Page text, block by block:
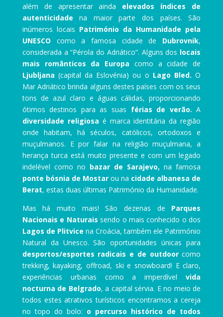
além de apresentar ainda elevados índices de
autenticidade na maior parte dos países. São
inúmeros locais Património da Humanidade pela
UNESCO como a famosa cidade de Dubrovnik,
considerada a “Pérola do Adriático”. Alguns dos locais
mais românticos da Europa como a cidade de
Ljubljana (capital da Eslovénia) ou o Lago Bled.O
Mar Adriático brinda alguns destes países com os seus
tons de azul claro e águas cálidas, proporcionando
ótimos destinos para as suas férias de verão.A
diversidade religiosa é marca identitária da região
onde habitam, há séculos, católicos, ortodoxos e
muçulmanos. E por falar na religião muçulmana, a
herança turca está muito presente e com um legado
indelével como no bazar de Sarajevo,na famosa
ponte bósnia de Mostar ou na cidade albanesa de
Berat, estas duas últimas Património da Humanidade.
Mas há muito mais! São dezenas de Parques
Nacionais e Naturais sendo o mais conhecido o dos
Lagos de Plitvice na Croácia, também ele Património
Natural da Unesco. São oportunidades únicas para
desportos/esportes radicais e de outdoorcomo
trekking, kayaking, offroad, ski e snowboard! E claro,
experiências urbanas como a imperdívelvida
nocturna de Belgrado, a capital sérvia. E no meio de
todos estes atrativos turísticos encontramos a cereja
no topo do bolo: o percurso histórico de todos